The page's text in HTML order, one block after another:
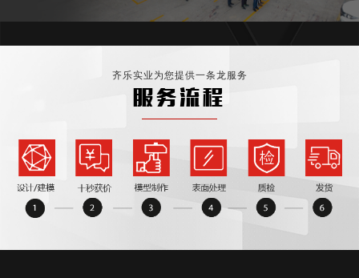
齐乐实业为您提供一条龙服务
服务流程